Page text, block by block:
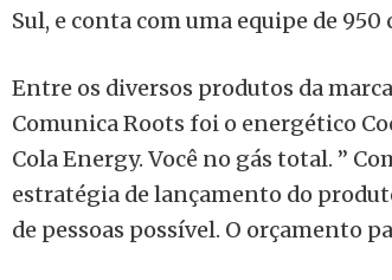
Sul, e conta com uma equipe de
Entre os diversos produtos da
Comunica Roots foi o energético
Cola Energy. Você no gás total. ”
estratégia de lançamento do
de pessoas possível. O orçamento